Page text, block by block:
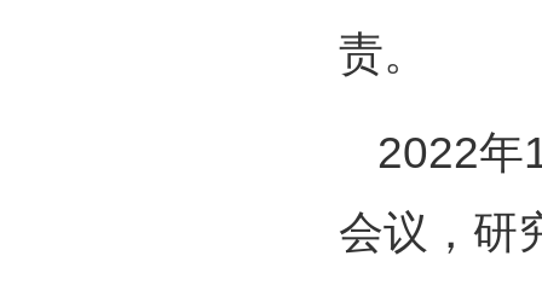
责。
2022年
会议，研